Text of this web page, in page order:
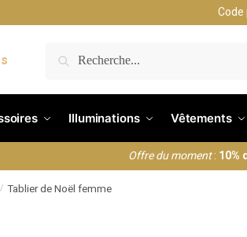
Code
RECHERCHE
Illuminations Vêtements
Offre du moment: 10%
/ Tablier de Noël femme